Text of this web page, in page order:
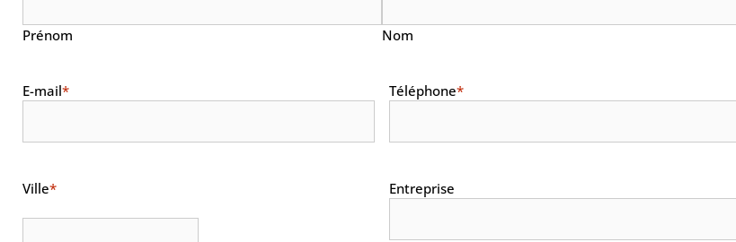
Prénom Nom
E-mail* Téléphone*
Ville* Entreprise